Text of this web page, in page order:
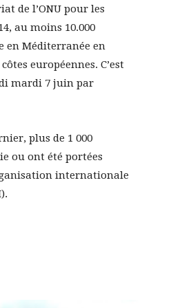
de l’ONU pour les
au moins 10.000
en Méditerranée en
européennes. C’est
mardi 7 juin par
plus de 1 000
ou ont été portées
internationale